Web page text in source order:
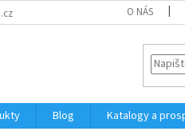
O NÁS
Blog Katalogy a